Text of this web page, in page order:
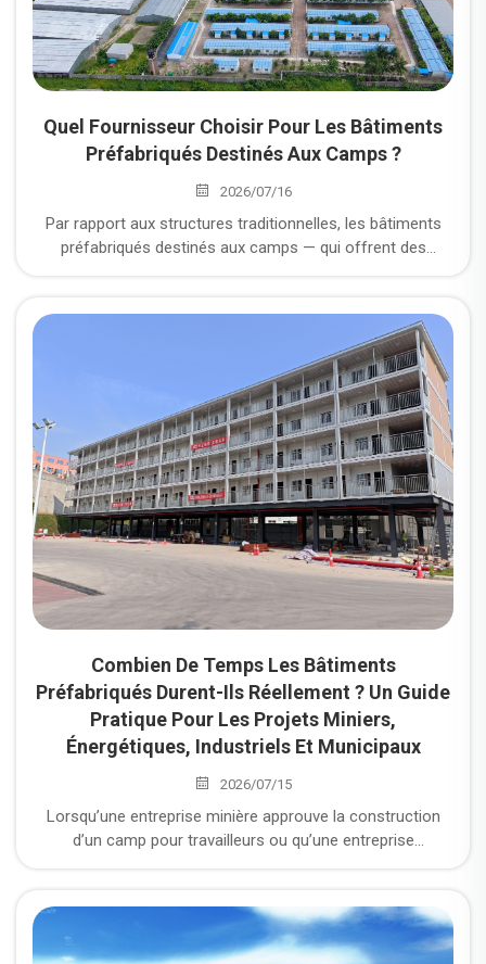
Quel Fournisseur Choisir Pour Les Bâtiments
Préfabriqués Destinés Aux Camps ?
2026/07/16
Par rapport aux structures traditionnelles, les bâtiments
préfabriqués destinés aux camps — qui offrent des
privilégié dans le monde entier pour la construction de
camps de chantier. Parmi ceux-ci, les dortoirs préfabriqués
constituent le type de bâtiment le plus couramment utilisé
dans les camps desservant les sites miniers, les projets
énergétiques, les parcs industriels et les infrastructures.
Combien De Temps Les Bâtiments
Préfabriqués Durent-Ils Réellement ? Un Guide
Pratique Pour Les Projets Miniers,
Énergétiques, Industriels Et Municipaux
2026/07/15
Lorsqu’une entreprise minière approuve la construction
d’un camp pour travailleurs ou qu’une entreprise
le budget : combien de temps exactement ce bâtiment
sera-t-il utilisé ?